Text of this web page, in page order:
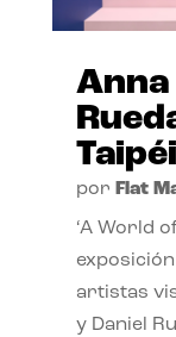
Anna
Taipéi
por Flat
‘A World
artistas
y Daniel